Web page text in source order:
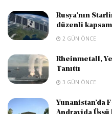
Rusya’nın
düzenli
2 GÜN ÖNCE
Rheinmetall,
Tanıttı
3 GÜN ÖNCE
Yunanistan’da